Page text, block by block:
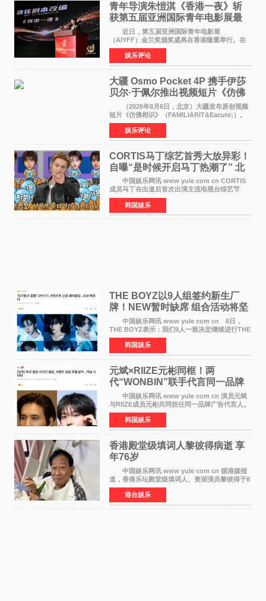
青年导演朱愷淇《香港一夜》斩
获第五届亚洲国际青年电影展最
佳剧本改编奖
近日，第五届亚洲国际青年电影展
（AIYFF）金兰奖颁奖盛典在香港隆重举行。在
这场汇聚数百位海内外电影人、文化界人士及媒
体代表的亚洲青年影视盛会上，香港本土电影
《香港一夜》（Dawn in Ho
娱乐评论
大疆 Osmo Pocket 4P 携手伊莎
贝尔·于佩尔推出视频短片《仿佛
相识》
（2026年8月6日，北京）大疆发布原创视频
短片《仿佛相识》（FAMILIARIT&Eacute;）。
视频短片由戛纳国际电影节最佳女演员伊莎贝尔·
于佩尔（Isabelle Huppert）主演，全程使用大
疆首款双主摄口
娱乐评论
CORTIS马丁综艺首秀大放异彩！
自曝“是时候开启马丁热潮了” 北
美巡演火热进行中
中国娱乐网讯 www yule com cn CORTIS
成员马丁在出道后首次出演主流电视台综艺节
目，展现了多才多艺的魅力。 马丁出演了5日
播出的MBC《Radio Star》Fashion与Passion
之间，I&lsquo;m
韩国娱乐
THE BOYZ以9人组签约新生厂
牌！NEW暂时缺席 组合活动将坚
定不移继续
中国娱乐网讯 www yule com cn 6日，
THE BOYZ表示：我们9人一致决定继续进行THE
BOYZ组合活动，并且已经完成了组合团体活动
签约。目前正在新生厂牌下进行活动准备。尚未
离开THE BOYZ原所
韩国娱乐
元斌×RIIZE元彬同框！两
代“WONBIN”联手代言同一品牌
颜值天花板合体
中国娱乐网讯 www yule com cn 演员元斌
与RIIZE成员元彬共同担任同一品牌广告代言人。
6日据独家报道，继演员元斌之后，RIIZE元彬最
近也被选为某在线中介平台A公司的共同广告代言
人，两人将作
韩国娱乐
香港殿堂级填词人黎彼得病逝 享
年76岁​
中国娱乐网讯 www yule com cn 据港媒报
道，香港乐坛殿堂级填词人、资深演员黎彼得于8
月5日上午因病离世，终年76岁。好友钟志光透
露，黎彼得今年3月中风后便卧床休养，身体机能
持续衰退，最
港台娱乐